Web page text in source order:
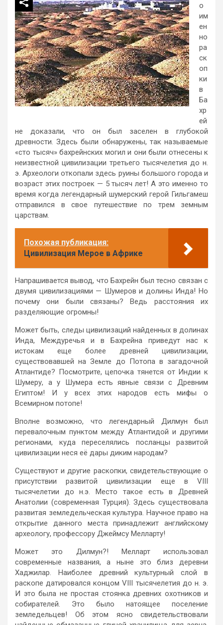
о
им
ен
но
ра
ск
оп
ки
в
Ба
хр
ей
не доказали, что он был заселен в глубокой
древности. Здесь были обнаружены, так называемые
«сто тысяч» бахрейнских могил и они были отнесены к
неизвестной цивилизации третьего тысячелетия до н.
э. Археологи откопали здесь руины большого города и
возраст этих построек — 5 тысяч лет! А это именно то
время когда легендарный шумерский герой Гильгамеш
отправился в свое путешествие по трем земным
царствам.
Похожая публикация:
Цивилизация Мерое в Африке
Напрашивается вывод, что Бахрейн был тесно связан с
двумя цивилизациями — Шумеров и долины Инда! Но
почему они были связаны? Ведь расстояния их
разделяющие огромны!
Может быть, следы цивилизаций найденных в долинах
Инда, Междуречья и в Бахрейна приведут нас к
истокам еще более древней цивилизации,
существовавшей на Земле до Потопа в загадочной
Атлантиде? Посмотрите, цепочка тянется от Индии к
Шумеру, а у Шумера есть явные связи с Древним
Египтом! И у всех этих народов есть мифы о
Всемирном потопе!
Вполне возможно, что легендарный Дилмун был
перевалочным пунктом между Атлантидой и другими
регионами, куда переселялись посланцы развитой
цивилизации неся её дары диким народам?
Существуют и другие раскопки, свидетельствующие о
присутствии развитой цивилизации еще в VIII
тысячелетии до н.э. Место такое есть в Древней
Анатолии (современная Турция). Здесь существовала
развитая земледельческая культура. Научное право на
открытие данного места принадлежит английскому
археологу, профессору Джеймсу Мелларту!
Может это Дилмун?! Мелларт использовал
современные названия, а ныне это близ деревни
Хаджилар. Наиболее древний культурный слой в
раскопе датировался концом VIII тысячелетия до н. э.
И это была не простая стоянка древних охотников и
собирателей. Это было натоящее поселение
земледельцев! Об этом ясно свидетельствовали